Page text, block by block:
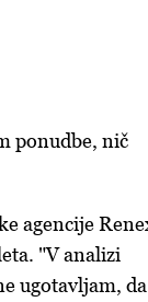
ponudbe, nič
agencije
"V analizi
ugotavljam, da